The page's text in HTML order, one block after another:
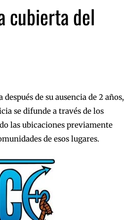
cubierta del
de su ausencia de 2 años,
se difunde a través de los
las ubicaciones previamente
de esos lugares.